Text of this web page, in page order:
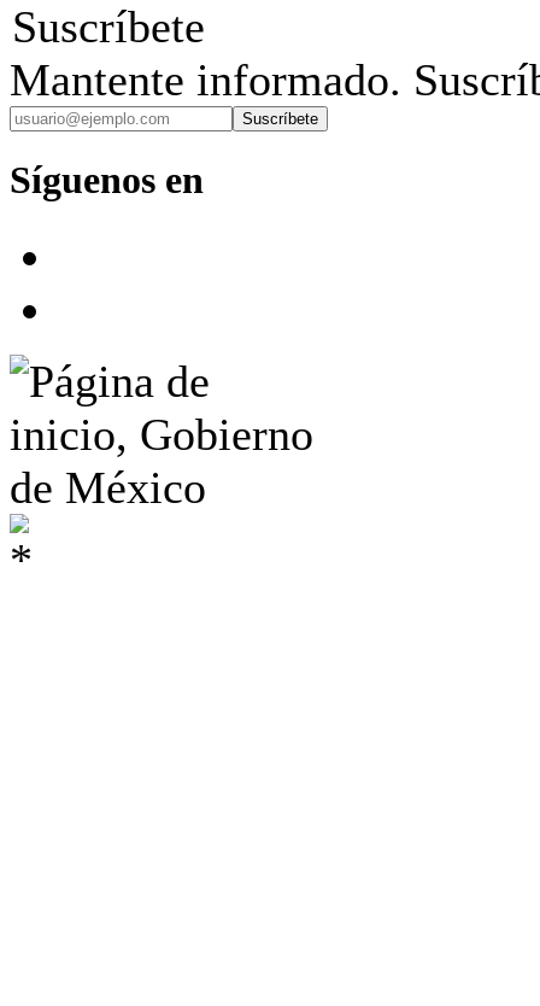
Suscríbete
Mantente informado.
Suscríbete
Síguenos en